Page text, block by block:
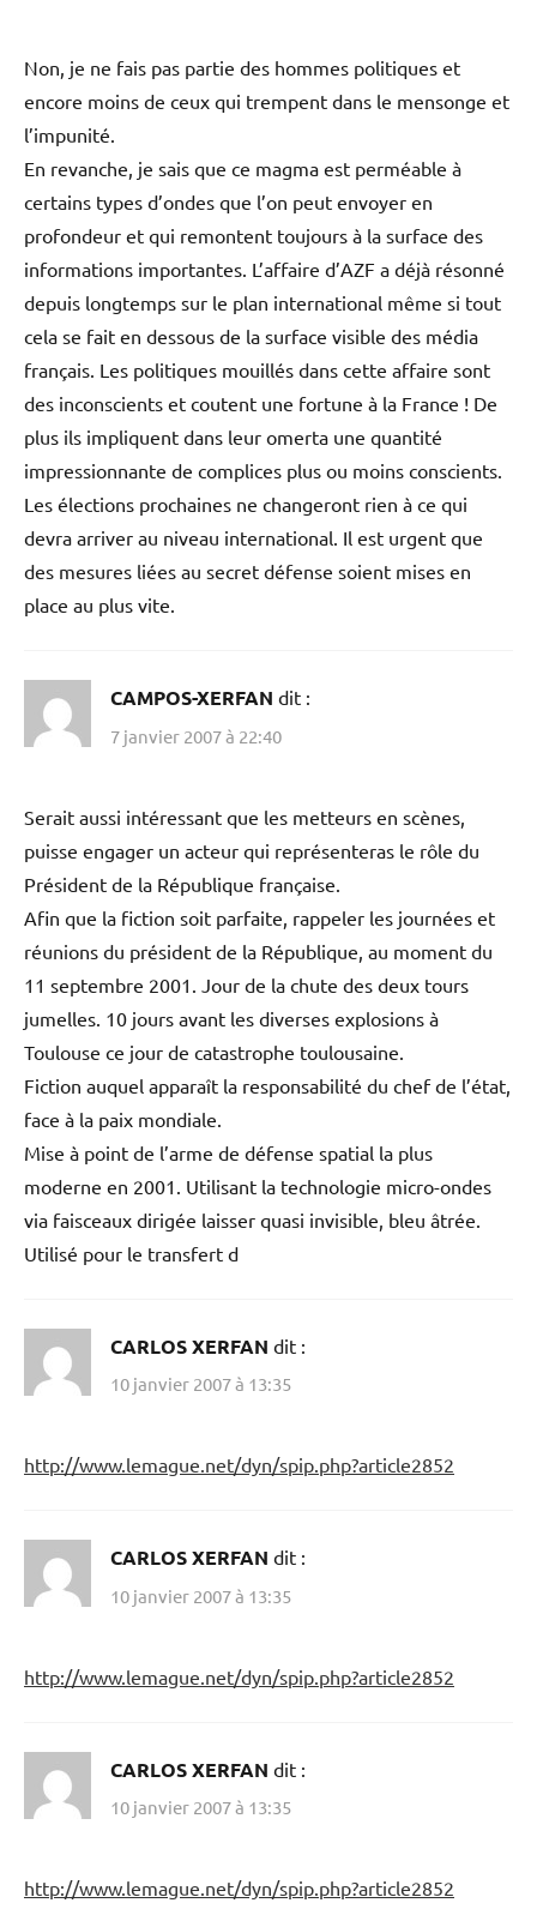
Non, je ne fais pas partie des hommes politiques et
encore moins de ceux qui trempent dans le mensonge et
l’impunité.
En revanche, je sais que ce magma est perméable à
certains types d’ondes que l’on peut envoyer en
profondeur et qui remontent toujours à la surface des
informations importantes. L’affaire d’AZF a déjà résonné
depuis longtemps sur le plan international même si tout
cela se fait en dessous de la surface visible des média
français. Les politiques mouillés dans cette affaire sont
des inconscients et coutent une fortune à la France ! De
plus ils impliquent dans leur omerta une quantité
impressionnante de complices plus ou moins conscients.
Les élections prochaines ne changeront rien à ce qui
devra arriver au niveau international. Il est urgent que
des mesures liées au secret défense soient mises en
place au plus vite.
CAMPOS-XERFAN dit :
7 janvier 2007 à 22:40
Serait aussi intéressant que les metteurs en scènes,
puisse engager un acteur qui représenteras le rôle du
Président de la République française.
Afin que la fiction soit parfaite, rappeler les journées et
réunions du président de la République, au moment du
11 septembre 2001. Jour de la chute des deux tours
jumelles. 10 jours avant les diverses explosions à
Toulouse ce jour de catastrophe toulousaine.
Fiction auquel apparaît la responsabilité du chef de l’état,
face à la paix mondiale.
Mise à point de l’arme de défense spatial la plus
moderne en 2001. Utilisant la technologie micro-ondes
via faisceaux dirigée laisser quasi invisible, bleu âtrée.
Utilisé pour le transfert d
CARLOS XERFAN dit :
10 janvier 2007 à 13:35
http://www.lemague.net/dyn/spip.php?article2852
CARLOS XERFAN dit :
10 janvier 2007 à 13:35
http://www.lemague.net/dyn/spip.php?article2852
CARLOS XERFAN dit :
10 janvier 2007 à 13:35
http://www.lemague.net/dyn/spip.php?article2852